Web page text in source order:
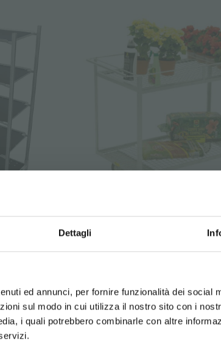
Dettagli
ed annunci, per fornire funzionalità dei social
sul modo in cui utilizza il nostro sito con i
i quali potrebbero combinarle con altre
Carrello di servizio
UNITED STATES ENGLISH
E RISPARMIA
e ottieni subito vantaggi
ordine *
tutti i tuoi acquisti futuri *
i 15.000 €
in anteprima (seleziona l'opzione